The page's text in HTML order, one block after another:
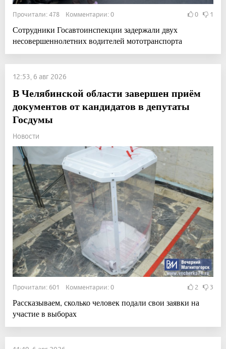
Прочитали: 478 Комментарии: 0 0 1
Сотрудники Госавтоинспекции задержали двух
несовершеннолетних водителей мототранспорта
12:53, 6 авг 2026
В Челябинской области завершен приём
документов от кандидатов в депутаты
Госдумы
Новости
Прочитали: 601 Комментарии: 0 2 3
Рассказываем, сколько человек подали свои заявки на
участие в выборах